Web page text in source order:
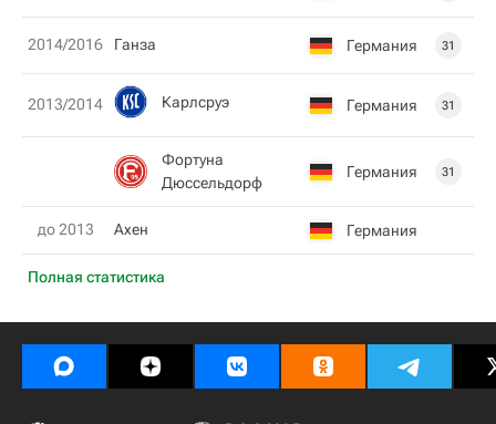
Полная статистика
2014/2016 Ганза Германия 31
2013/2014 Карлсруэ Германия 31
Фортуна
Дюссельдорф
Германия 31
до 2013 Ахен Германия